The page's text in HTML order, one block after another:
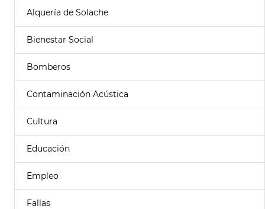
Alquería de Solache
Bienestar Social
Bomberos
Contaminación Acústica
Cultura
Educación
Empleo
Fallas